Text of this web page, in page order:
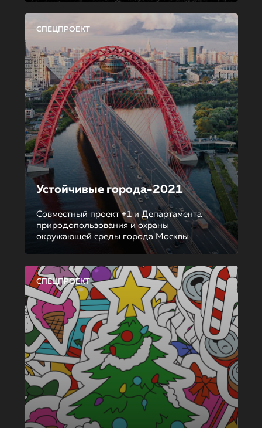
СПЕЦПРОЕКТ
Устойчивые города-2021
Совместный проект +1 и Департамента
природопользования и охраны
окружающей среды города Москвы
СПЕЦПРОЕКТ